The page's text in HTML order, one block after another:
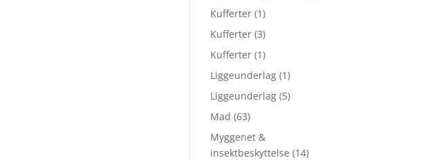
Kufferter (1)
Kufferter (3)
Kufferter (1)
Liggeunderlag (1)
Liggeunderlag (5)
Mad (63)
Myggenet &
insektbeskyttelse (14)